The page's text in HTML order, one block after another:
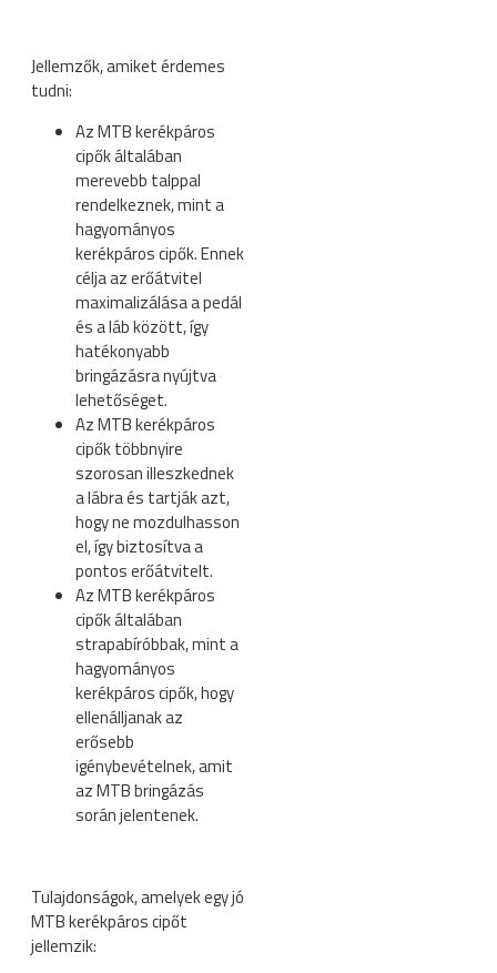
Jellemzők, amiket érdemes
tudni:
Az MTB kerékpáros
cipők általában
merevebb talppal
rendelkeznek, mint a
hagyományos
kerékpáros cipők. Ennek
célja az erőátvitel
maximalizálása a pedál
és a láb között, így
hatékonyabb
bringázásra nyújtva
lehetőséget.
Az MTB kerékpáros
cipők többnyire
szorosan illeszkednek
a lábra és tartják azt,
hogy ne mozdulhasson
el, így biztosítva a
pontos erőátvitelt.
Az MTB kerékpáros
cipők általában
strapabíróbbak, mint a
hagyományos
kerékpáros cipők, hogy
ellenálljanak az
erősebb
igénybevételnek, amit
az MTB bringázás
során jelentenek.
Tulajdonságok, amelyek egy jó
MTB kerékpáros cipőt
jellemzik: